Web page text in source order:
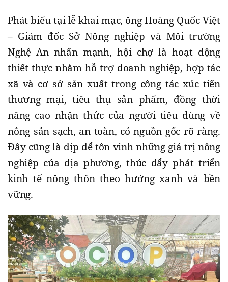
Phát biểu tại lễ khai mạc, ông Hoàng Quốc Việt
– Giám đốc Sở Nông nghiệp và Môi trường
Nghệ An nhấn mạnh, hội chợ là hoạt động
thiết thực nhằm hỗ trợ doanh nghiệp, hợp tác
xã và cơ sở sản xuất trong công tác xúc tiến
thương mại, tiêu thụ sản phẩm, đồng thời
nâng cao nhận thức của người tiêu dùng về
nông sản sạch, an toàn, có nguồn gốc rõ ràng.
Đây cũng là dịp để tôn vinh những giá trị nông
nghiệp của địa phương, thúc đẩy phát triển
kinh tế nông thôn theo hướng xanh và bền
vững.